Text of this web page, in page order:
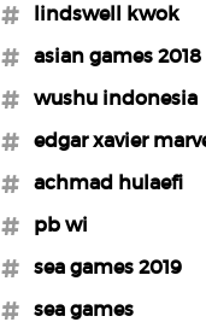
#lindswell kwok
#asian games 2018
#wushu indonesia
#edgar xavier
#achmad hulaefi
#pb wi
#sea games 2019
#sea games